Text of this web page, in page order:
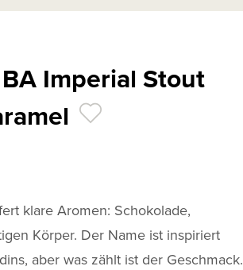
Imperial Stout
klare Aromen: Schokolade,
Körper. Der Name ist inspiriert
aber was zählt ist der Geschmack.